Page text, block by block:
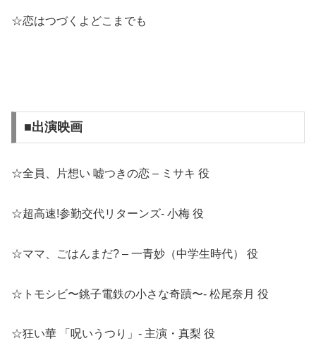
☆恋はつづくよどこまでも
■出演映画
☆全員、片想い 嘘つきの恋 – ミサキ 役
☆超高速!参勤交代リターンズ- 小梅 役
☆ママ、ごはんまだ? – 一青妙（中学生時代） 役
☆トモシビ〜銚子電鉄の小さな奇蹟〜- 松尾奈月 役
☆狂い華 「呪いうつり」- 主演・真梨 役